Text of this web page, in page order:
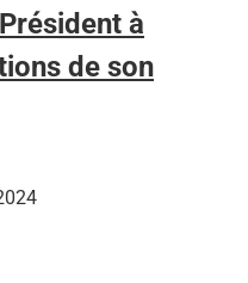
à
de son